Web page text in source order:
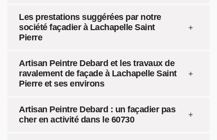
Les prestations suggérées par notre
société façadier à Lachapelle Saint
Pierre
Artisan Peintre Debard et les travaux de
ravalement de façade à Lachapelle Saint
Pierre et ses environs
Artisan Peintre Debard : un façadier pas
cher en activité dans le 60730